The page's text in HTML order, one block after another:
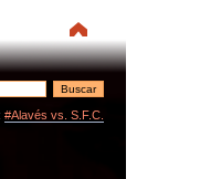
#Alavés vs. S.F.C.